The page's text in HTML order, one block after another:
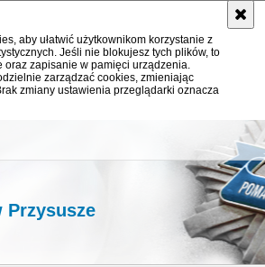
aby ułatwić użytkownikom korzystanie z
Jeśli nie blokujesz tych plików, to
oraz zapisanie w pamięci urządzenia.
zarządzać cookies, zmieniając
zmiany ustawienia przeglądarki oznacza
Przysusze